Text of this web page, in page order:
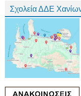
Σχολεία ΔΔΕ